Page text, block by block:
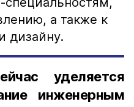
а также к
дизайну.
уделяется
инженерным